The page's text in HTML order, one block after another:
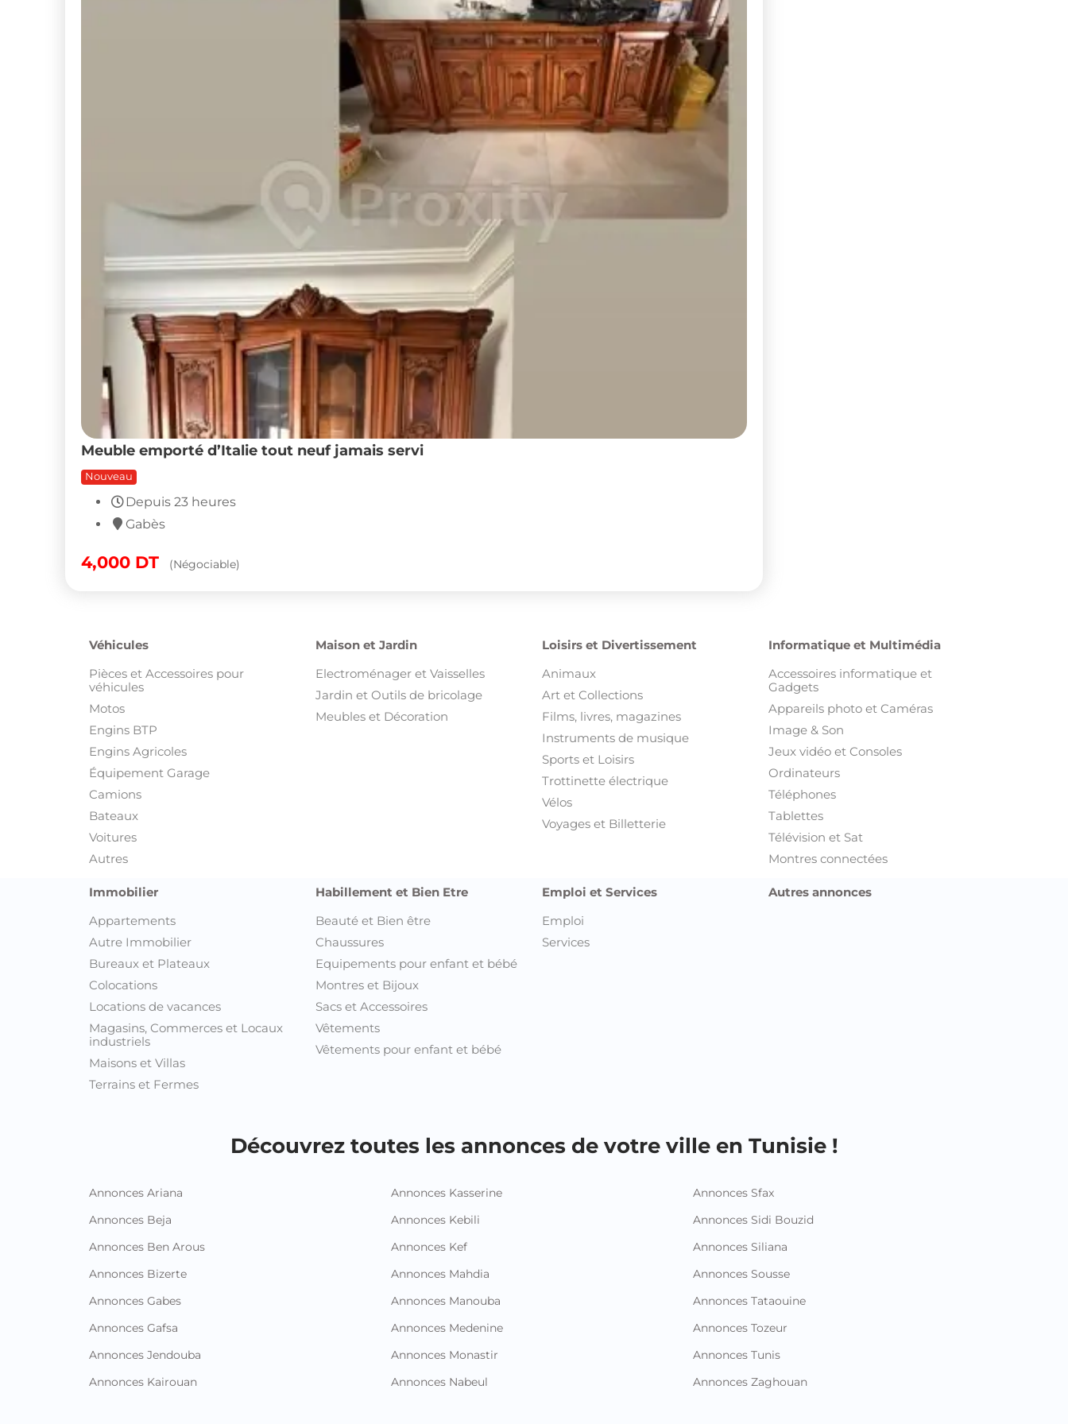
Meuble emporté d’Italie tout neuf jamais servi
Nouveau
Depuis 23 heures
Gabès
4,000 DT (Négociable)
Véhicules
Pièces et Accessoires pour
véhicules
Motos
Engins BTP
Engins Agricoles
Équipement Garage
Camions
Bateaux
Voitures
Autres
Maison et Jardin
Electroménager et Vaisselles
Jardin et Outils de bricolage
Meubles et Décoration
Loisirs et Divertissement
Animaux
Art et Collections
Films, livres, magazines
Instruments de musique
Sports et Loisirs
Trottinette électrique
Vélos
Voyages et Billetterie
Informatique et Multimédia
Accessoires informatique et
Gadgets
Appareils photo et Caméras
Image & Son
Jeux vidéo et Consoles
Ordinateurs
Téléphones
Tablettes
Télévision et Sat
Montres connectées
Immobilier
Appartements
Autre Immobilier
Bureaux et Plateaux
Colocations
Locations de vacances
Magasins, Commerces et Locaux
industriels
Maisons et Villas
Terrains et Fermes
Habillement et Bien Etre
Beauté et Bien être
Chaussures
Equipements pour enfant et bébé
Montres et Bijoux
Sacs et Accessoires
Vêtements
Vêtements pour enfant et bébé
Emploi et Services
Emploi
Services
Autres annonces
Découvrez toutes les annonces de votre ville en Tunisie !
Annonces Ariana
Annonces Beja
Annonces Ben Arous
Annonces Bizerte
Annonces Gabes
Annonces Gafsa
Annonces Jendouba
Annonces Kairouan
Annonces Kasserine
Annonces Kebili
Annonces Kef
Annonces Mahdia
Annonces Manouba
Annonces Medenine
Annonces Monastir
Annonces Nabeul
Annonces Sfax
Annonces Sidi Bouzid
Annonces Siliana
Annonces Sousse
Annonces Tataouine
Annonces Tozeur
Annonces Tunis
Annonces Zaghouan